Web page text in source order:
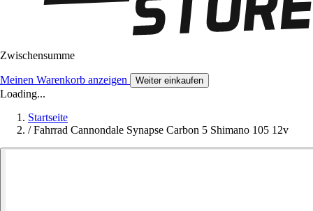
Zwischensumme
Meinen Warenkorb anzeigen Weiter einkaufen
Loading...
Startseite
/ Fahrrad Cannondale Synapse Carbon 5 Shimano 105 12v